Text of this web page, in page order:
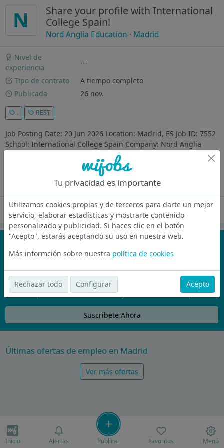
N
Share your profile with International
College Spain!
Nord Anglia Education · Madrid
Nivel de
experiencia
---
Tipo de contrato
A tiempo completo
Publicada
26 nov.
. REST
Job Posting Date: 20 Jun 2026 Location: Madrid, ES Job ID: 7552
School: International College Spain Company: Nord Anglia
Education Thank you for your interest in working at
International College Spain . We are thrilled to know that you
Oferta desactivada
¡No te pierdas nada!
Únete a la comunidad de wijobs y recibe por email las mejores
ofertas de empleo
Nunca compartiremos tu email con nadie y no te vamos a enviar spam
Suscríbete Ahora
Últimas ofertas de empleo en Madrid
Ver más ofertas
Inicio Alertas Publicar Favoritos Menú
Tu privacidad es importante
Utilizamos cookies propias y de terceros para darte un mejor
servicio, elaborar estadísticas y mostrarte contenido
personalizado y publicidad. Si haces clic en el botón
"Acepto", estarás aceptando su uso en nuestra web.
Más informción sobre nuestra política de cookies
Rechazar todo Configurar Acepto